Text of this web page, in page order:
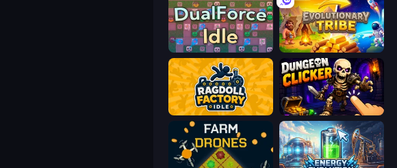
DualForce Idle Evolutionary Tribe
Ragdoll Factory Idle Dungeon Clicker